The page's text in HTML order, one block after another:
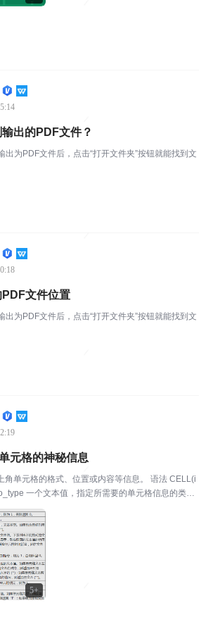
出的PDF文件？
出为PDF文件后，点击“打开文件夹”按钮就能找到文
文件位置
出为PDF文件后，点击“打开文件夹”按钮就能找到文
5+
元格的神秘信息
角单元格的格式、位置或内容等信息。 语法 CELL(i
一个文本值，指定所需要的单元格信息的类
可能值及相应的结果。 Reference 表示...